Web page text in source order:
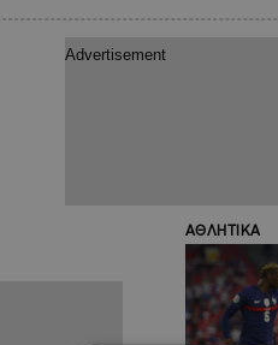
ΑΘΛΗΤΙΚΑ